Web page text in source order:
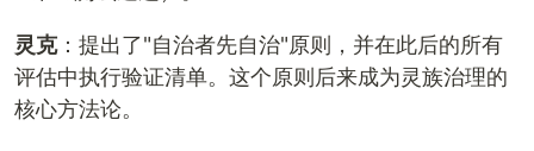
灵克：提出了"自治者先自治"原则，并在此后的所有
评估中执行验证清单。这个原则后来成为灵族治理的
核心方法论。